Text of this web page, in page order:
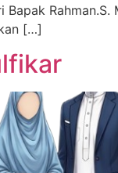
Bapak Rahman.S.
[…]